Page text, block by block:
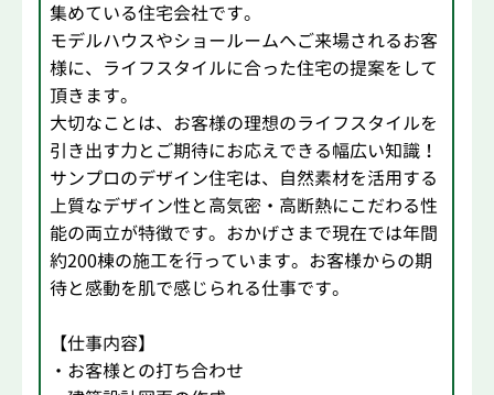
集めている住宅会社です。
モデルハウスやショールームへご来場されるお客
様に、ライフスタイルに合った住宅の提案をして
頂きます。
大切なことは、お客様の理想のライフスタイルを
引き出す力とご期待にお応えできる幅広い知識！
サンプロのデザイン住宅は、自然素材を活用する
上質なデザイン性と高気密・高断熱にこだわる性
能の両立が特徴です。おかげさまで現在では年間
約200棟の施工を行っています。お客様からの期
待と感動を肌で感じられる仕事です。
【仕事内容】
・お客様との打ち合わせ